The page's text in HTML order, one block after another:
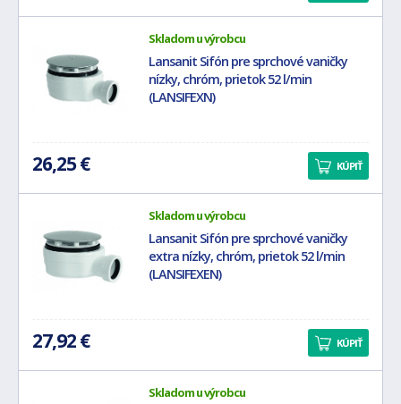
Skladom u výrobcu
Lansanit Sifón pre sprchové vaničky
nízky, chróm, prietok 52 l/min
(LANSIFEXN)
26,25 € KÚPIŤ
Skladom u výrobcu
Lansanit Sifón pre sprchové vaničky
extra nízky, chróm, prietok 52 l/min
(LANSIFEXEN)
27,92 € KÚPIŤ
Skladom u výrobcu